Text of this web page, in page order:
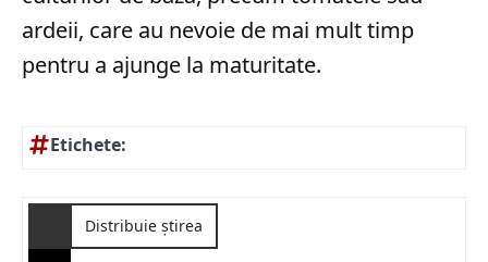
ardeii, care au nevoie de mai mult timp
pentru a ajunge la maturitate.
Etichete:
Distribuie știrea